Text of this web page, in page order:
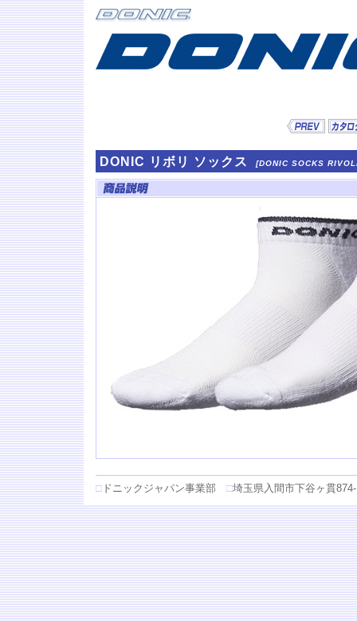
DONIC リボリ ソックス [DONIC SOCKS
□ ドニックジャパン事業部 □埼玉県入間市下谷ヶ貫